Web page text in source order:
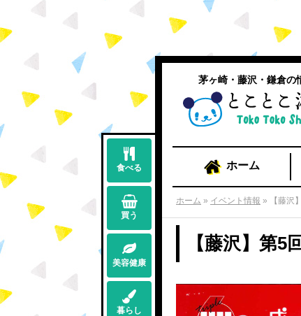
食べる
買う
美容健康
暮らし
茅ヶ崎・藤沢・鎌倉の
ホーム
ホーム » イベント情報 » 【藤沢
【藤沢】第